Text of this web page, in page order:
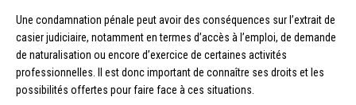
Une condamnation pénale peut avoir des conséquences sur l’extrait de
casier judiciaire, notamment en termes d’accès à l’emploi, de demande
de naturalisation ou encore d’exercice de certaines activités
professionnelles. Il est donc important de connaître ses droits et les
possibilités offertes pour faire face à ces situations.